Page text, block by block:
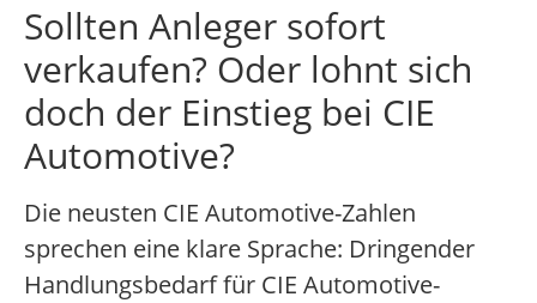
Sollten Anleger sofort
verkaufen? Oder lohnt sich
doch der Einstieg bei CIE
Automotive?
Die neusten CIE Automotive-Zahlen
sprechen eine klare Sprache: Dringender
Handlungsbedarf für CIE Automotive-